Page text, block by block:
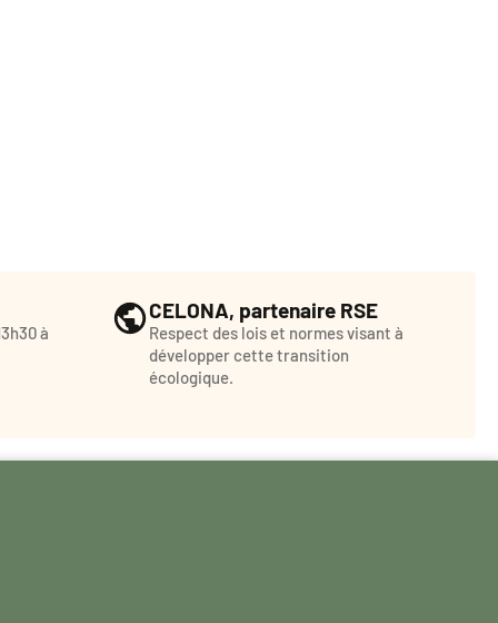
à
CELONA, partenaire RSE
Respect des lois et normes visant à
développer cette transition
écologique.